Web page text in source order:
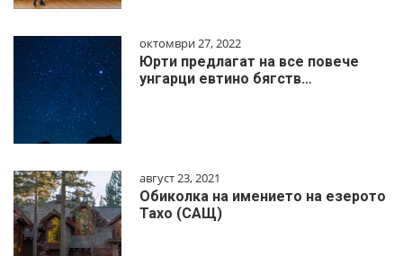
октомври 27, 2022
Юрти предлагат на все повече
унгарци евтино бягств…
август 23, 2021
Обиколка на имението на езерото
Тахо (САЩ)